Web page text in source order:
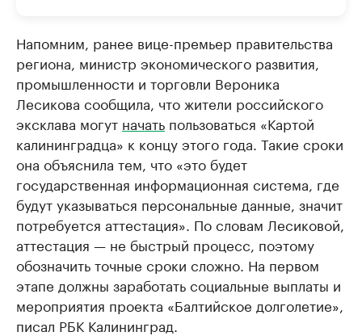
Напомним, ранее вице-премьер правительства
региона, министр экономического развития,
промышленности и торговли Вероника
Лесикова сообщила, что жители российского
эксклава могут начать пользоваться «Картой
калининградца» к концу этого года. Такие сроки
она объяснила тем, что «это будет
государственная информационная система, где
будут указываться персональные данные, значит
потребуется аттестация». По словам Лесиковой,
аттестация — не быстрый процесс, поэтому
обозначить точные сроки сложно. На первом
этапе должны заработать социальные выплаты и
мероприятия проекта «Балтийское долголетие»,
писал РБК Калининград.